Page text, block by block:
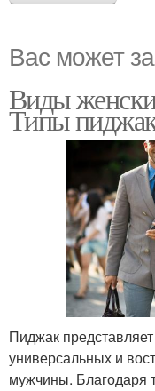
Вас может
Виды
Типы
Пиджак
универсальных и
мужчины. Благодаря